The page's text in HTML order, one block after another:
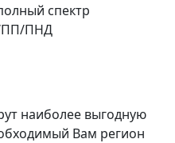
спектр
ПП/ПНД
наиболее выгодную
Вам регион